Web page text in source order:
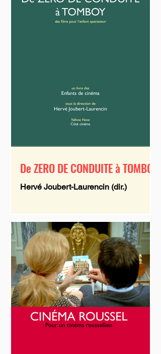
De ZERO DE CONDUITE à TOMBOY
Hervé Joubert-Laurencin (dir.)